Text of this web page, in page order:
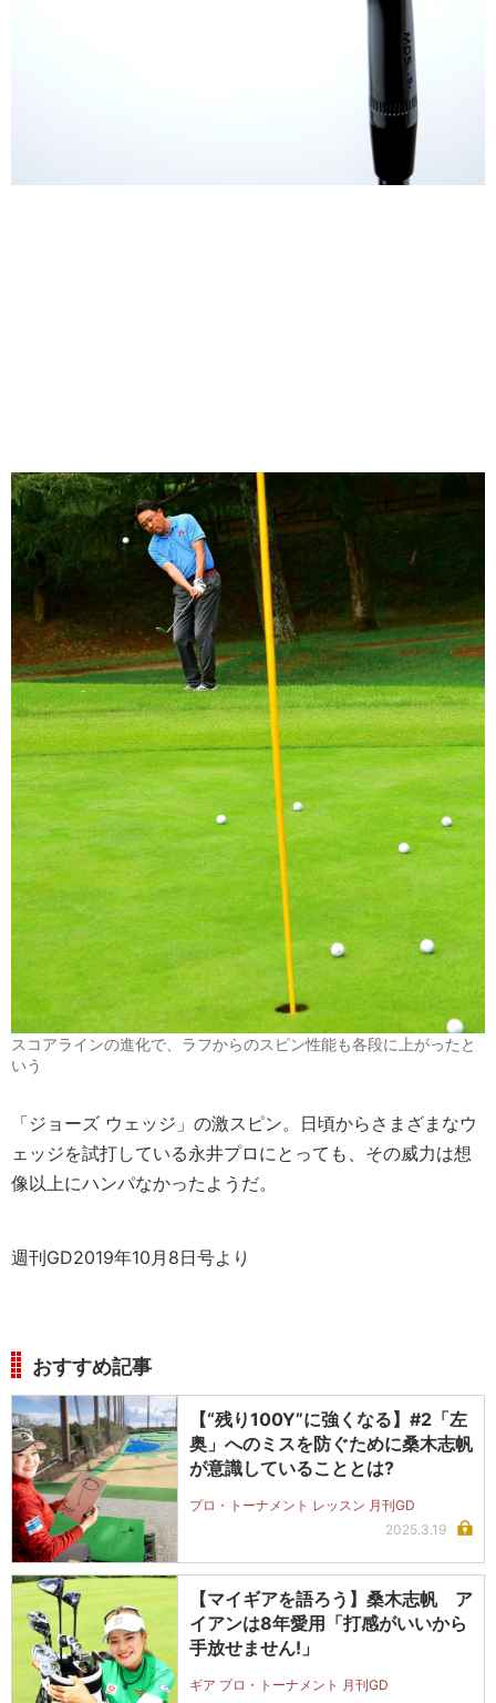
スコアラインの進化で、ラフからのスピン性能も各段に上がったと
いう
「ジョーズ ウェッジ」の激スピン。日頃からさまざまなウ
ェッジを試打している永井プロにとっても、その威力は想
像以上にハンパなかったようだ。
週刊GD2019年10月8日号より
おすすめ記事
【“残り100Y”に強くなる】#2「左
奥」へのミスを防ぐために桑木志帆
が意識していることとは?
プロ・トーナメント レッスン 月刊GD
2025.3.19
【マイギアを語ろう】桑木志帆 ア
イアンは8年愛用「打感がいいから
手放せません!」
ギア プロ・トーナメント 月刊GD